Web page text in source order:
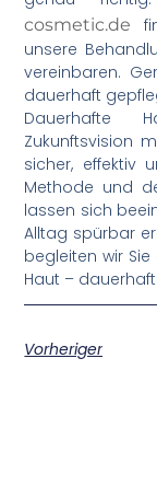
cosmetic.de
unsere
vereinbaren.
dauerhaft
Dauerhafte
Zukunftsvision
sicher, effektiv
Methode und
lassen sich
Alltag spürbar
begleiten wir
Haut –
Vorheriger